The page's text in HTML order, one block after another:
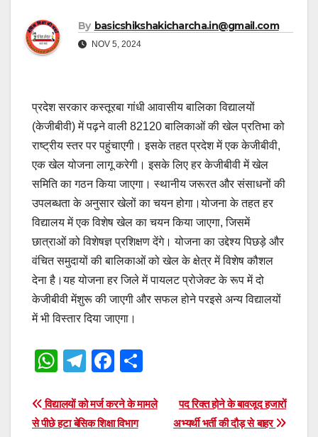
By basicshikshakicharcha.in@gmail.com
NOV 5, 2024
प्रदेश सरकार कस्तूरबा गांधी आवासीय बालिका विद्यालयों
(केजीबीवी) में पढ़ने वाली 82120 बालिकाओं की खेल प्रतिभा को
राष्ट्रीय स्तर पर पहुंचाएगी। इसके तहत प्रदेश में एक केजीबीवी,
एक खेल योजना लागू करेगी। इसके लिए हर केजीबीवी में खेल
समिति का गठन किया जाएगा। स्थानीय जरूरत और संसाधनों की
उपलब्धता के अनुसार खेलों का चयन होगा।योजना के तहत हर
विद्यालय में एक विशेष खेल का चयन किया जाएगा, जिसमें
छात्राओं को विशेषज्ञ प्रशिक्षण देंगे। योजना का उद्देश्य पिछड़े और
वंचित समुदायों की बालिकाओं को खेल के क्षेत्र में विशेष कौशल
देना है।यह योजना हर जिले में पायलट प्रोजेक्ट के रूप में दो
केजीबीवी मेंशुरू की जाएगी और सफल होने परइसे अन्य विद्यालयों
में भी विस्तार दिया जाएगा।
W
at
s
T
e
gr
F
c
e
ar
Post
पद रिक्त होने के बावजूद हजारों
अभ्यर्थी भर्ती की दौड़ से बाहर
विद्यालयों को मर्ज करने के मामले
से पीछे हटा बेसिक शिक्षा विभाग